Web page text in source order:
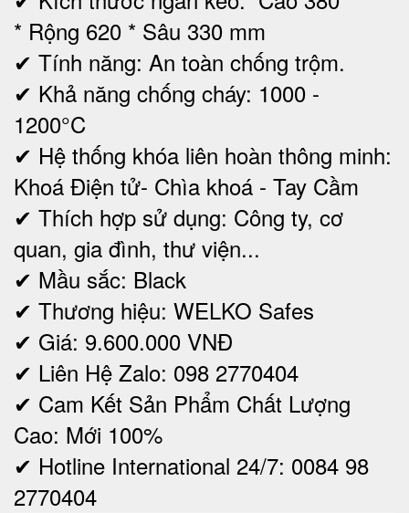
* Rộng 620 * Sâu 330 mm
✔ Tính năng: An toàn chống trộm.
✔ Khả năng chống cháy: 1000 -
1200°C
✔ Hệ thống khóa liên hoàn thông minh:
Khoá Điện tử- Chìa khoá - Tay Cầm
✔ Thích hợp sử dụng: Công ty, cơ
quan, gia đình, thư viện...
✔ Mầu sắc: Black
✔ Thương hiệu: WELKO Safes
✔ Giá: 9.600.000 VNĐ
✔ Liên Hệ Zalo: 098 2770404
✔ Cam Kết Sản Phẩm Chất Lượng
Cao: Mới 100%
✔ Hotline International 24/7: 0084 98
2770404